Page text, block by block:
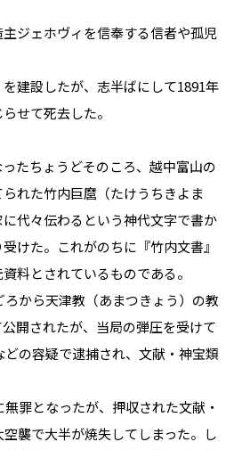
ジェホヴィを信奉する信者や孤児
を建設したが、志半ばにして1891年
せて死去した。
たちょうどそのころ、越中富山の
れた竹内巨麿（たけうちきよま
代々伝わるという神代文字で書か
けた。これがのちに『竹内文書』
料とされているものである。
ろから天津教（あまつきょう）の教
開されたが、当局の弾圧を受けて
の容疑で逮捕され、文献・神宝類
罪となったが、押収された文献・
襲で大半が焼失してしまった。し